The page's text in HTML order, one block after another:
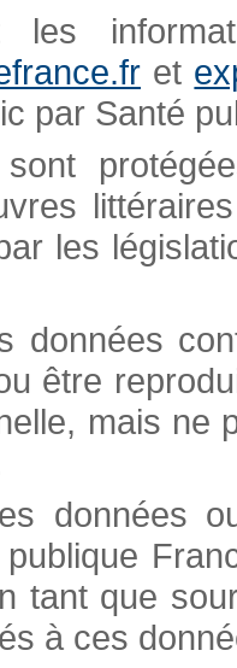
les
et
par Santé
sont
les
données
être
mais ne
données
tant que
à ces